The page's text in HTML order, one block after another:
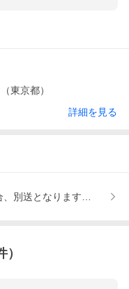
東京都）
詳細を見る
別送となります、ご注文
）